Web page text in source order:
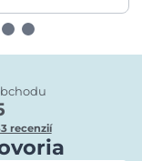
recenzií